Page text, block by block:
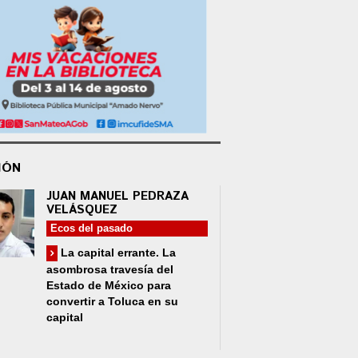
JUAN MANUEL PEDRAZA
VELÁSQUEZ
Ecos del pasado
La capital errante. La
asombrosa travesía del
Estado de México para
convertir a Toluca en su
capital